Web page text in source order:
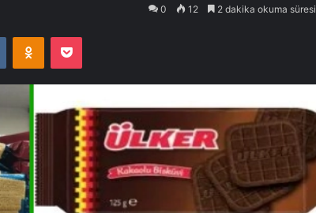
0 12 2 dakika okuma süresi
VKontakteOdnoklassniki
Pocket